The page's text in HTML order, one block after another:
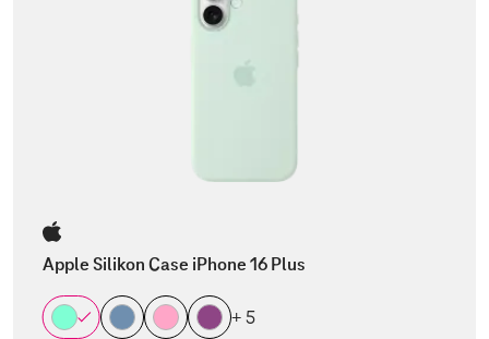
Apple Silikon Case iPhone 16 Plus
+ 5